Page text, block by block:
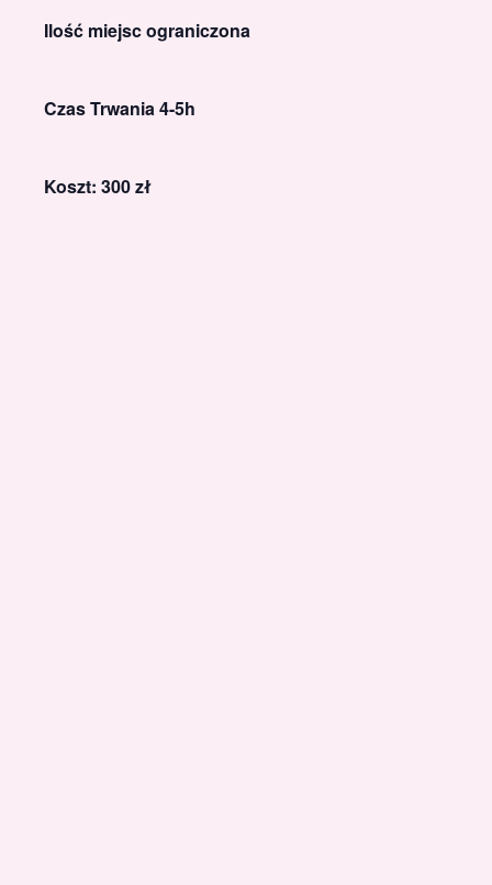
Ilość miejsc ograniczona
Czas Trwania 4-5h
Koszt: 300 zł